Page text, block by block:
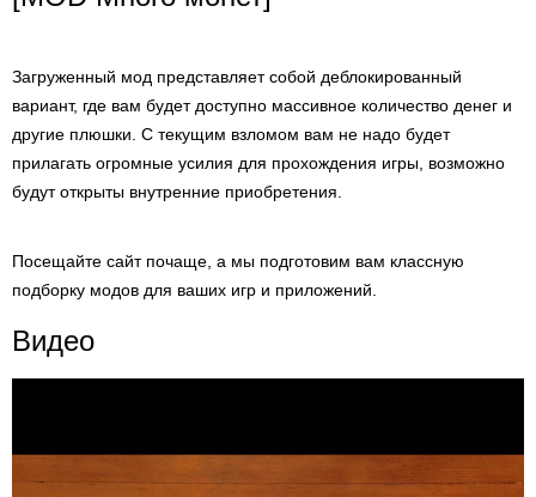
Загруженный мод представляет собой деблокированный
вариант, где вам будет доступно массивное количество денег и
другие плюшки. С текущим взломом вам не надо будет
прилагать огромные усилия для прохождения игры, возможно
будут открыты внутренние приобретения.
Посещайте сайт почаще, а мы подготовим вам классную
подборку модов для ваших игр и приложений.
Видео